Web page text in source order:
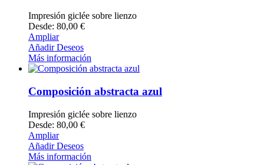
Impresión giclée sobre lienzo
Desde: 80,00 €
Ampliar
Añadir Deseos
Más información
Composición abstracta azul
Impresión giclée sobre lienzo
Desde: 80,00 €
Ampliar
Añadir Deseos
Más información